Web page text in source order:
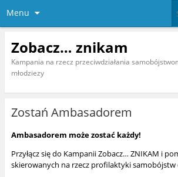
Menu
Zobacz… znikam
Kampania na rzecz przeciwdziałania
młodziezy
Zostań Ambasadorem
Ambasadorem może zostać każdy!
Przyłącz się do Kampanii Zobacz… ZNIKAM i
skierowanych na rzecz profilaktyki samobójstw